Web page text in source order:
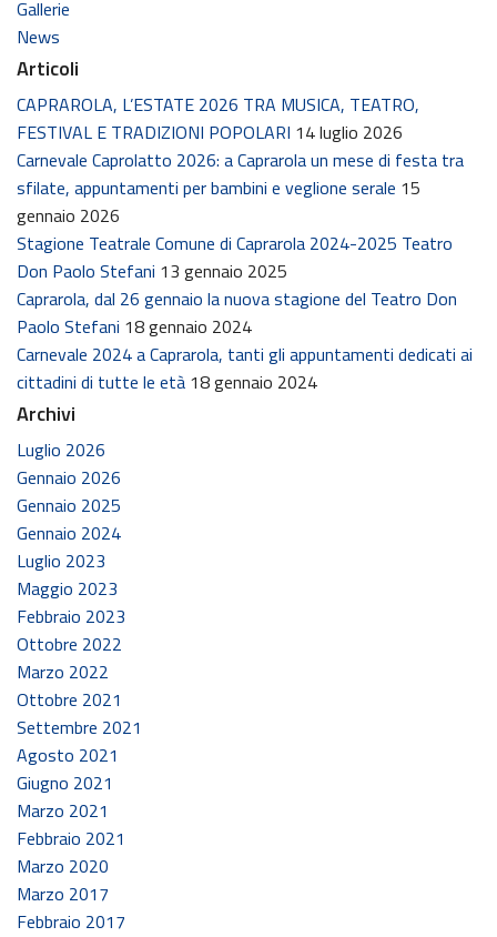
Gallerie
News
Articoli
CAPRAROLA, L’ESTATE 2026 TRA MUSICA, TEATRO,
FESTIVAL E TRADIZIONI POPOLARI 14 luglio 2026
Carnevale Caprolatto 2026: a Caprarola un mese di festa tra
sfilate, appuntamenti per bambini e veglione serale 15
gennaio 2026
Stagione Teatrale Comune di Caprarola 2024-2025 Teatro
Don Paolo Stefani 13 gennaio 2025
Caprarola, dal 26 gennaio la nuova stagione del Teatro Don
Paolo Stefani 18 gennaio 2024
Carnevale 2024 a Caprarola, tanti gli appuntamenti dedicati ai
cittadini di tutte le età 18 gennaio 2024
Archivi
Luglio 2026
Gennaio 2026
Gennaio 2025
Gennaio 2024
Luglio 2023
Maggio 2023
Febbraio 2023
Ottobre 2022
Marzo 2022
Ottobre 2021
Settembre 2021
Agosto 2021
Giugno 2021
Marzo 2021
Febbraio 2021
Marzo 2020
Marzo 2017
Febbraio 2017